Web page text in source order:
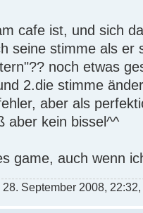
cafe ist, und sich
seine stimme als er
noch etwas
2.die stimme
aber als
aber kein bissel^^
game, auch wenn
28. September 2008,